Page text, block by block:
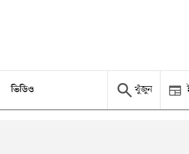
ভিডিও খুঁজুন